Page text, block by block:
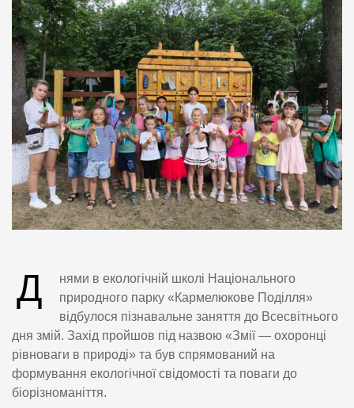
Д
нями в екологічній школі Національного
природного парку «Кармелюкове Поділля»
відбулося пізнавальне заняття до Всесвітнього
дня змій. Захід пройшов під назвою «Змії — охоронці
рівноваги в природі» та був спрямований на
формування екологічної свідомості та поваги до
біорізноманіття.